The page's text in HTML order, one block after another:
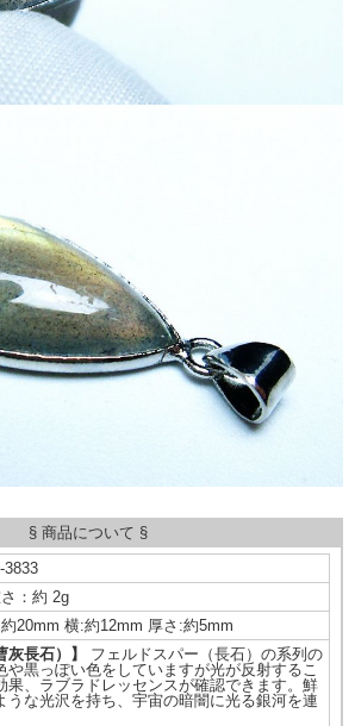
§ 商品について §
：約 2g
20mm 横:約12mm 厚さ:約5mm
灰長石）】
フェルドスパー（長石）の系列の
や黒っぽい色をしていますが光が反射するこ
果、ラブラドレッセンスが確認できます。鮮
うな光沢を持ち、宇宙の暗闇に光る銀河を連